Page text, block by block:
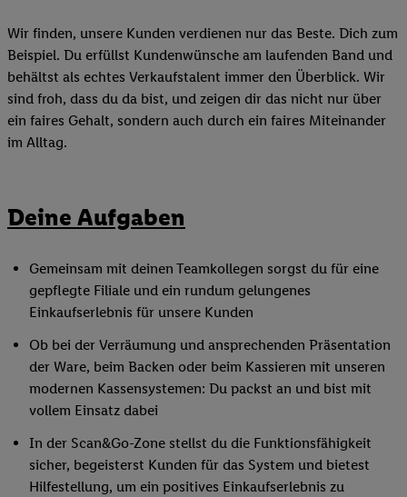
Wir finden, unsere Kunden verdienen nur das Beste. Dich zum
Beispiel. Du erfüllst Kundenwünsche am laufenden Band und
behältst als echtes Verkaufstalent immer den Überblick. Wir
sind froh, dass du da bist, und zeigen dir das nicht nur über
ein faires Gehalt, sondern auch durch ein faires Miteinander
im Alltag.
Deine Aufgaben
Gemeinsam mit deinen Teamkollegen sorgst du für eine
gepflegte Filiale und ein rundum gelungenes
Einkaufserlebnis für unsere Kunden
Ob bei der Verräumung und ansprechenden Präsentation
der Ware, beim Backen oder beim Kassieren mit unseren
modernen Kassensystemen: Du packst an und bist mit
vollem Einsatz dabei
In der Scan&Go-Zone stellst du die Funktionsfähigkeit
sicher, begeisterst Kunden für das System und bietest
Hilfestellung, um ein positives Einkaufserlebnis zu